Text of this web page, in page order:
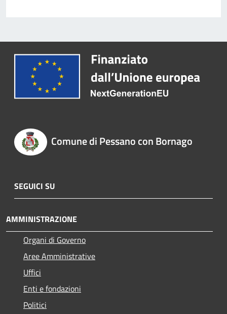
Comune di Pessano con Bornago
SEGUICI SU
AMMINISTRAZIONE
Organi di Governo
Aree Amministrative
Uffici
Enti e fondazioni
Politici